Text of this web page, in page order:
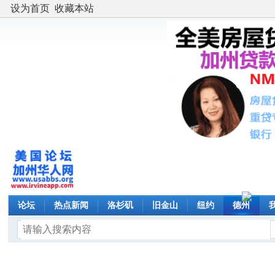
设为首页 收藏本站
论坛 热点新闻 洛杉矶 旧金山 纽约 德州